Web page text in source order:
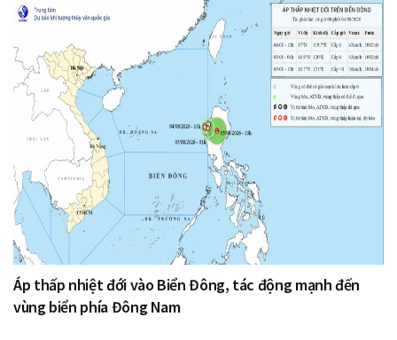
Áp thấp nhiệt đới vào Biển Đông, tác động mạnh đến
vùng biển phía Đông Nam